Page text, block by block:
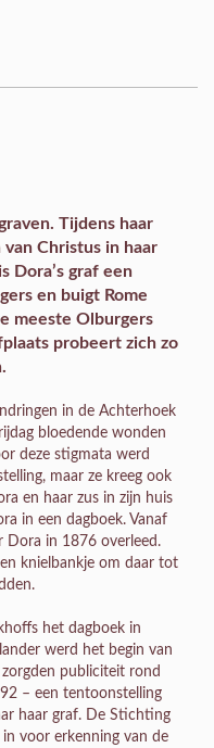
Tijdens haar
Christus in haar
Dora’s graf een
en buigt Rome
meeste Olburgers
probeert zich zo
in de Achterhoek
bloedende wonden
deze stigmata werd
maar ze kreeg ook
en haar zus in zijn huis
in een dagboek. Vanaf
Dora in 1876 overleed.
knielbankje om daar tot
het dagboek in
werd het begin van
publiciteit rond
– een tentoonstelling
haar graf. De Stichting
voor erkenning van de